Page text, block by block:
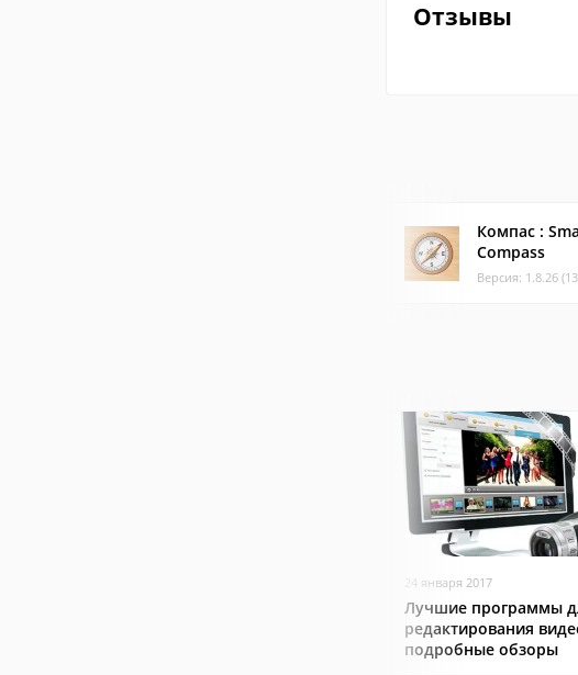
Отзывы
Компас :
Compass
Версия: 1.8.26
24 января 2017
Лучшие программы
редактирования
подробные обзоры